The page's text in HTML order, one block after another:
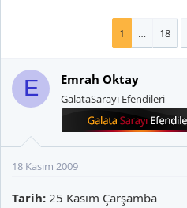
1 … 18
E Emrah Oktay
GalataSarayı Efendileri
18 Kasım 2009
Tarih: 25 Kasım Çarşamba